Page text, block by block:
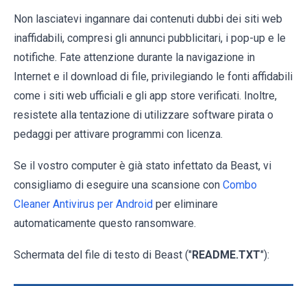
Non lasciatevi ingannare dai contenuti dubbi dei siti web
inaffidabili, compresi gli annunci pubblicitari, i pop-up e le
notifiche. Fate attenzione durante la navigazione in
Internet e il download di file, privilegiando le fonti affidabili
come i siti web ufficiali e gli app store verificati. Inoltre,
resistete alla tentazione di utilizzare software pirata o
pedaggi per attivare programmi con licenza.
Se il vostro computer è già stato infettato da Beast, vi
consigliamo di eseguire una scansione con Combo
Cleaner Antivirus per Android per eliminare
automaticamente questo ransomware.
Schermata del file di testo di Beast ("README.TXT"):